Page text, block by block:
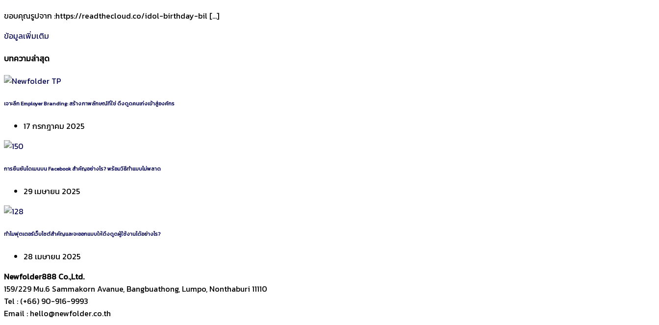
ขอบคุณรูปจาก :https://readthecloud.co/idol-birthday-bil […]
ข้อมูลเพิ่มเติม
บทความล่าสุด
เจาะลึก Employer Branding: สร้างภาพลักษณ์ที่ใช่ ดึงดูดคนเก่งเข้าสู่องค์กร
17 กรกฎาคม 2025
การยืนยันโดเมนบน Facebook สำคัญอย่างไร? พร้อมวิธีทำแบบไม่พลาด
29 เมษายน 2025
ทำไมฟุตเตอร์เว็บไซต์สำคัญและจะออกแบบให้ดึงดูดผู้ใช้งานได้อย่างไร?
28 เมษายน 2025
Newfolder888 Co.,Ltd.
159/229 Mu.6 Sammakorn Avanue, Bangbuathong, Lumpo, Nonthaburi 11110
Tel : (+66) 90-916-9993
Email : hello@newfolder.co.th